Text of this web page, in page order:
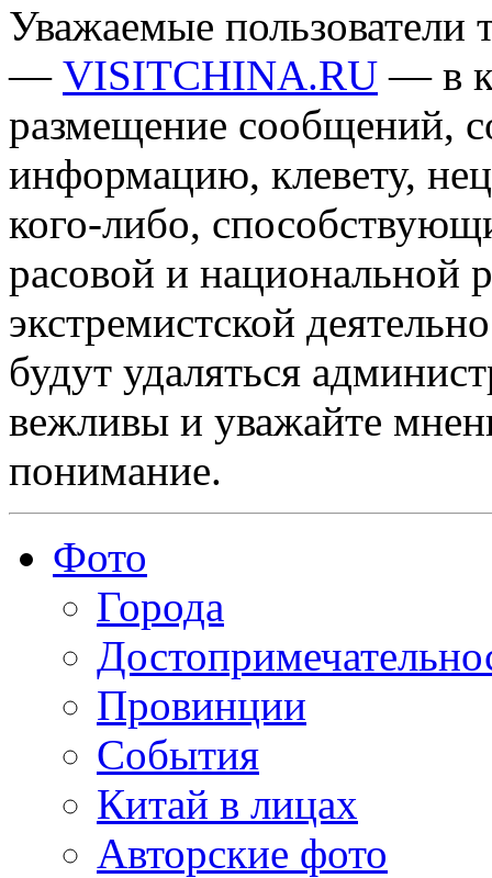
Уважаемые пользователи
— VISITCHINA.RU — в
размещение сообщений,
информацию, клевету,
кого-либо,
расовой и национальной
экстремистской
будут удаляться
вежливы и уважайте
понимание.
Фото
Города
Провинции
События
Китай в лицах
Авторские фото